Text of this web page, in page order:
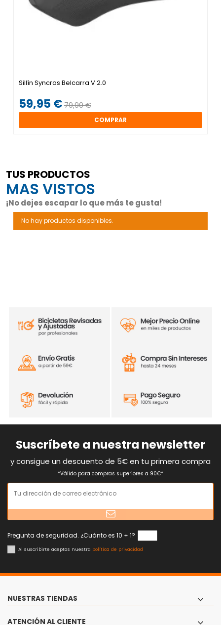
Sillín Syncros Belcarra V 2.0
59,95 €79,90 €
COMPRAR
TUS PRODUCTOS
MAS VISTOS
¡No dejes escapar lo que más te gusta!
No hay productos disponibles.
Suscríbete a nuestra newsletter
y consigue un descuento de 5€ en tu primera compra
*Válido para compras superiores a 90€*
Pregunta de seguridad. ¿Cuánto es 10 + 1?
Al suscribirte aceptas nuestra política de privacidad
NUESTRAS TIENDAS
ATENCIÓN AL CLIENTE